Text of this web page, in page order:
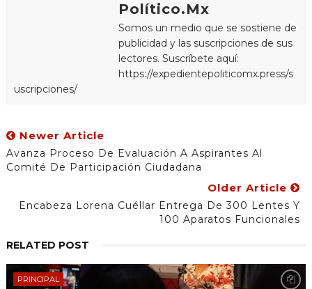
Político.Mx
Somos un medio que se sostiene de
publicidad y las suscripciones de sus
lectores. Suscríbete aquí:
https://expedientepoliticomx.press/s
uscripciones/
Newer Article
Avanza Proceso De Evaluación A Aspirantes Al
Comité De Participación Ciudadana
Older Article
Encabeza Lorena Cuéllar Entrega De 300 Lentes Y
100 Aparatos Funcionales
RELATED POST
PRINCIPAL